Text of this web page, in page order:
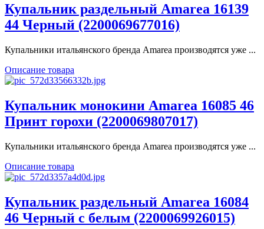
Купальник раздельный Amarea 16139
44 Черный (2200069677016)
Купальники итальянского бренда Amarea производятся уже ...
Описание товара
Купальник монокини Amarea 16085 46
Принт горохи (2200069807017)
Купальники итальянского бренда Amarea производятся уже ...
Описание товара
Купальник раздельный Amarea 16084
46 Черный с белым (2200069926015)